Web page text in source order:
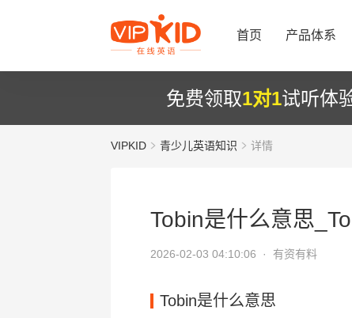
首页 产品体系
免费领取1对1试听体
VIPKID 青少儿英语知识 详情
Tobin是什么意思
2026-02-03 04:10:06 · 有资有料
Tobin是什么意思